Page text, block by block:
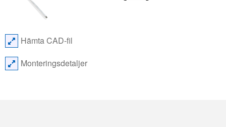
Hämta CAD-fil
Monteringsdetaljer